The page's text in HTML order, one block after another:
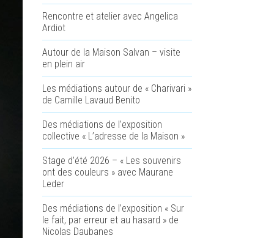
Rencontre et atelier avec Angelica
Ardiot
Autour de la Maison Salvan – visite
en plein air
Les médiations autour de « Charivari »
de Camille Lavaud Benito
Des médiations de l’exposition
collective « L’adresse de la Maison »
Stage d’été 2026 – « Les souvenirs
ont des couleurs » avec Maurane
Leder
Des médiations de l’exposition « Sur
le fait, par erreur et au hasard » de
Nicolas Daubanes